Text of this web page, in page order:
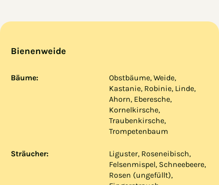
Bienenweide
Bäume:
Obstbäume, Weide,
Kastanie, Robinie, Linde,
Ahorn, Eberesche,
Kornelkirsche,
Traubenkirsche,
Trompetenbaum
Sträucher:
Liguster, Roseneibisch,
Felsenmispel, Schneebeere,
Rosen (ungefüllt),